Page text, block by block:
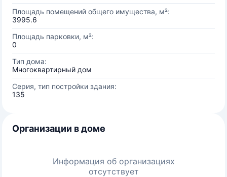
Площадь помещений общего имущества, м²:
3995.6
Площадь парковки, м²:
0
Тип дома:
Многоквартирный дом
Серия, тип постройки здания:
135
Организации в доме
Информация об организациях
отсутствует